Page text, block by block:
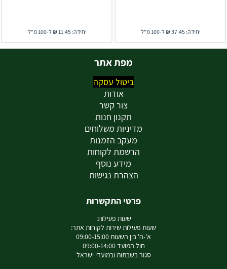
יחידה: 37.45 ₪ ל-100 מ"ל יחידה: 11.45 ₪ ל-100 מ"ל
מפת אתר
ביטול עסקה
אודות
צור קשר
תקנון חנות
מדיניות משלוחים
מעקב הזמנות
הרשמת לקוחות
מידע נוסף
הצהרת נגישות
פרטי התקשרות
שעות פעילות:
שעות פעילות שירות לקוחות אתר:
א'-ה' בין השעות 09:00-15:00
חול המועד 09:00-14:00
סגור בשבתות ובמועדי ישראל